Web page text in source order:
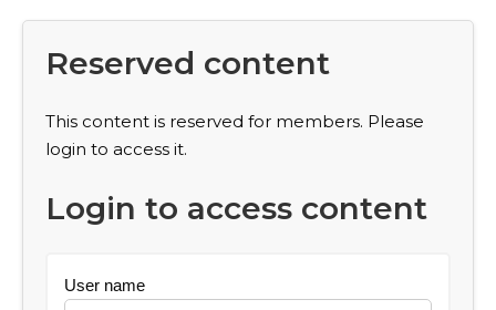
Reserved content
This content is reserved for members. Please
login to access it.
Login to access content
User name